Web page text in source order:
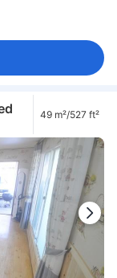
49 m²/527 ft²